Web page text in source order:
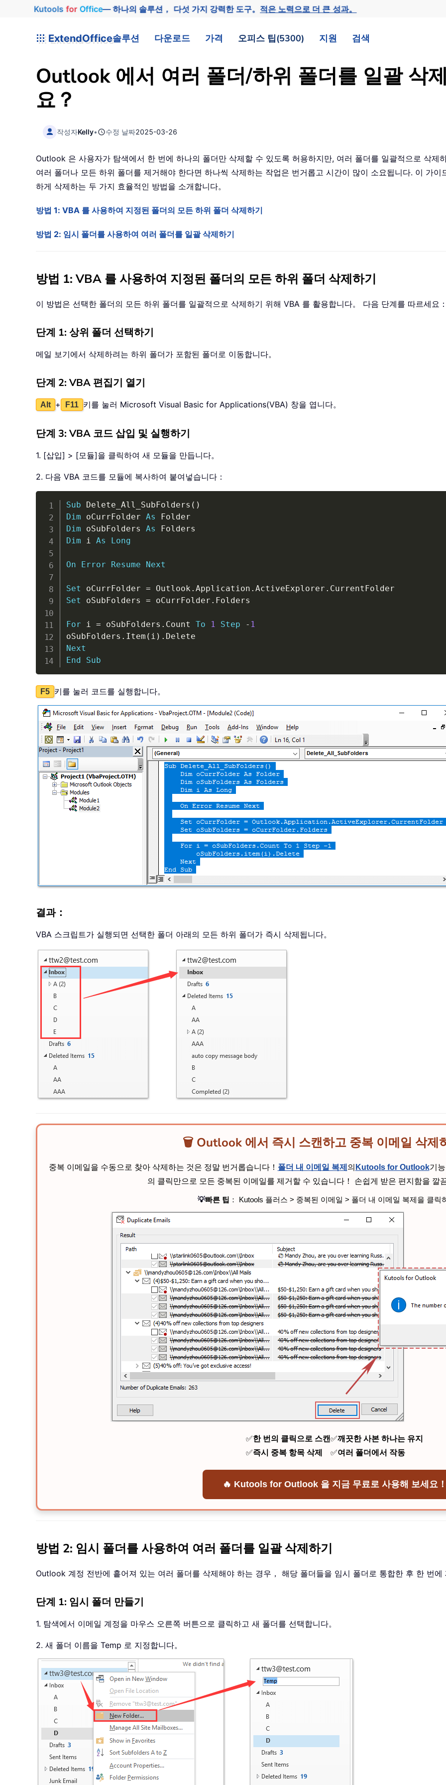
Kutools for Office— 하나의 솔루션， 다섯 가지 강력한 도구。적은 노력으로 더 큰 성과。
ExtendOffice솔루션 다운로드 가격 오피스 팁(5300) 지원 검색
Outlook 에서 여러 폴더/하위 폴더를 일괄 삭
요？
작성자Kelly• 수정 날짜2025-03-26
Outlook 은 사용자가 탐색에서 한 번에 하나의 폴더만 삭제할 수 있도록 허용하지만, 여러 폴더를 일괄적으로 삭제
여러 폴더나 모든 하위 폴더를 제거해야 한다면 하나씩 삭제하는 작업은 번거롭고 시간이 많이 소요됩니다. 이 가
하게 삭제하는 두 가지 효율적인 방법을 소개합니다。
방법 1: VBA 를 사용하여 지정된 폴더의 모든 하위 폴더 삭제하기
방법 2: 임시 폴더를 사용하여 여러 폴더를 일괄 삭제하기
방법 1: VBA 를 사용하여 지정된 폴더의 모든 하위 폴더 삭제하기
이 방법은 선택한 폴더의 모든 하위 폴더를 일괄적으로 삭제하기 위해 VBA 를 활용합니다。 다음 단계를 따르세요
단계 1: 상위 폴더 선택하기
메일 보기에서 삭제하려는 하위 폴더가 포함된 폴더로 이동합니다。
단계 2: VBA 편집기 열기
Alt + F11 키를 눌러 Microsoft Visual Basic for Applications(VBA) 창을 엽니다。
단계 3: VBA 코드 삽입 및 실행하기
1. [삽입] > [모듈]을 클릭하여 새 모듈을 만듭니다。
2. 다음 VBA 코드를 모듈에 복사하여 붙여넣습니다：
Sub Delete_All_SubFolders ( )
Dim oCurrFolder As
Dim oSubFolders As
Dim i As Long
On Error Resume Next
Set oCurrFolder = Outlook . Application . ActiveExplorer .
Set oSubFolders = oCurrFolder . Folders
For i = oSubFolders . Count To 1 Step - 1
oSubFolders . Item ( i ) .
Next
End
Sub
F5 키를 눌러 코드를 실행합니다。
결과：
VBA 스크립트가 실행되면 선택한 폴더 아래의 모든 하위 폴더가 즉시 삭제됩니다。
🗑️ Outlook 에서 즉시 스캔하고 중복 이메일 삭제
중복 이메일을 수동으로 찾아 삭제하는 것은 정말 번거롭습니다！ 폴더 내 이메일 복제 의 Kutools for Outlook기
의 클릭만으로 모든 중복된 이메일를 제거할 수 있습니다！ 손쉽게 받은 편지함을 깔
💡빠른 팁 ： Kutools 플러스 > 중복된 이메일 > 폴더 내 이메일 복제을 클릭
✅한 번의 클릭으로 스캔
✅즉시 중복 항목 삭제
✅깨끗한 사본 하나는 유지
✅여러 폴더에서 작동
🔥 Kutools for Outlook 을 지금 무료로 사용해 보세요
방법 2: 임시 폴더를 사용하여 여러 폴더를 일괄 삭제하기
Outlook 계정 전반에 흩어져 있는 여러 폴더를 삭제해야 하는 경우， 해당 폴더들을 임시 폴더로 통합한 후 한 번에
단계 1: 임시 폴더 만들기
1. 탐색에서 이메일 계정을 마우스 오른쪽 버튼으로 클릭하고 새 폴더를 선택합니다。
2. 새 폴더 이름을 Temp 로 지정합니다。